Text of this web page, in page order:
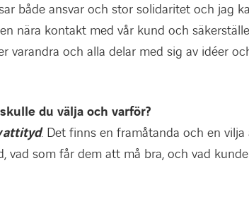
både ansvar och stor solidaritet och jag
nära kontakt med vår kund och
varandra och alla delar med sig av idéer
du välja och varför?
attityd. Det finns en framåtanda och en
vad som får dem att må bra, och vad